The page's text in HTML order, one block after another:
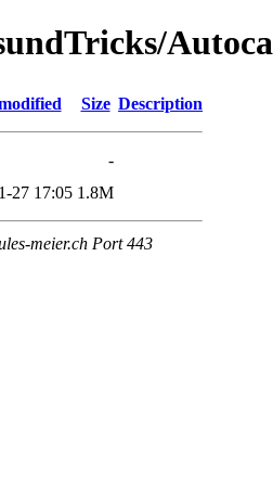
Size Description
-
27 17:05 1.8M
meier.ch Port 443